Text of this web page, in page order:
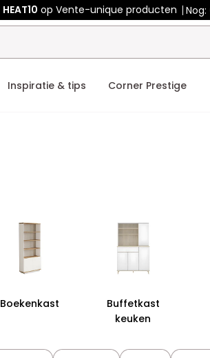
HEAT10 op Vente-unique producten Nog:
Inspiratie & tips Corner Prestige
Boekenkast
Buffetkast
keuken